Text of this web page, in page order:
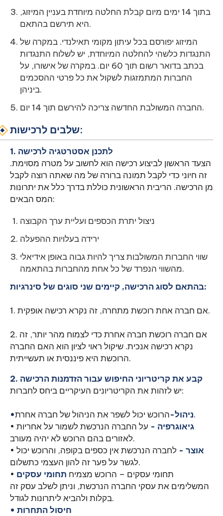
בתוך 14 ימים מיום קבלת החלטה מיוחדת בעניין המיזוג,
היא תירשם בהתאם.
המיזוג יפורסם בכל עיתון מקומי תאילנדי. במקרה של
התנגדות כלשהי להחלטה המיוחדת, יש לשלוח התנגדות
בכתב בדואר רשום תוך 60 יום. במקרה של אישורו, על
החברות המתמזגות לשקול את כל פרטי ההסכמים
ביניהן.
החברה המשולבת החדשה צריכה להירשם תוך 14 יום.
שלבים לרכישות:
1. לתכנן אסטרטגיה לרכישה
הצעד הראשון לביצוע רכישה הוא לחשוב על מטרה מסוימת.
זה חיוני כדי לקבל תמונה ברורה של מה שאתה רוצה לקבל
מן הרכישה. הריבית הראשונית כוללת בדרך כלל את יתרונות
המס הבאים:
ניצול יתרת הכספים ועליית ערך הקבוצה
ירידה בעלויות ההפעלה
שווי החברות המשולבות צריך להיות גבוה באופן אידיאלי
מהשווי הנפרד של כל אחת מהחברות בהתאמה.
בהתאם לסוג הרכישה, קיימים שני סוגים של סינרגיות:
1. אם חברה אחת רוכשת מתחרה, זה נקרא רכישה אופקית.
2. אם חברה רוכשת חברה אחרת כדי לצמוח מהר יותר, זה
נקרא רכישה אנכית. שיקול ראוי לציון הוא האם החברה
הרוכשת היא פיננסית או תעשייתית.
2. קבע את קריטריוני החיפוש עבור הזדמנות הרכישה
יש לזהות את הקריטריונים העיקריים ביחס לחברות:
•ניהול-הרוכש יכול לשפר את הניהול של חברה אחרת.
•
גיאוגרפיה - על החברה הנרכשת לשמור על אחריות
לאזורים בהם הרוכש לא יהיה מעורב.
•
אוצר - לחברה הנרכשת אין כספים בקופה, והרוכש יכול
לגשר על פער זה להון העצמי כתשלום.
• תחומי עסקים – הרוכש מצמיח תחומי עסקים
המשלימים את עסקי החברה הנרכשת, וניתן לשלב עסק זה
בקלות ולהביא ליתרונות לגודל.
• חיסול התחרות